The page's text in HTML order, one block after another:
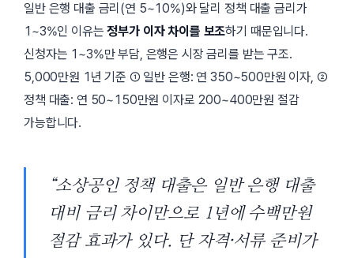
일반 은행 대출 금리(연 5~10%)와 달리 정책 대출 금리가
1~3%인 이유는정부가 이자 차이를 보조하기 때문입니다.
신청자는 1~3%만 부담, 은행은 시장 금리를 받는 구조.
5,000만원 1년 기준 ① 일반 은행: 연 350~500만원 이자, ②
정책 대출: 연 50~150만원 이자로 200~400만원 절감
가능합니다.
“소상공인 정책 대출은 일반 은행 대출
대비 금리 차이만으로 1년에 수백만원
절감 효과가 있다. 단 자격·서류 준비가